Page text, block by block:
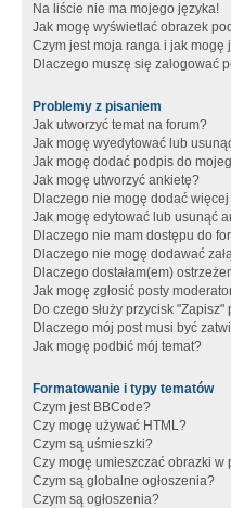
Na liście nie ma mojego języka!
Jak mogę wyświetlać obrazek
Czym jest moja ranga i jak mogę
Dlaczego muszę się zalogować
Problemy z pisaniem
Jak utworzyć temat na forum?
Jak mogę wyedytować lub
Jak mogę dodać podpis do
Jak mogę utworzyć ankietę?
Dlaczego nie mogę dodać
Jak mogę edytować lub usunąć
Dlaczego nie mam dostępu do
Dlaczego nie mogę dodawać
Dlaczego dostałam(em)
Jak mogę zgłosić posty
Do czego służy przycisk
Dlaczego mój post musi być
Jak mogę podbić mój temat?
Formatowanie i typy tematów
Czym jest BBCode?
Czy mogę używać HTML?
Czym są uśmieszki?
Czy mogę umieszczać obrazki w
Czym są globalne ogłoszenia?
Czym są ogłoszenia?